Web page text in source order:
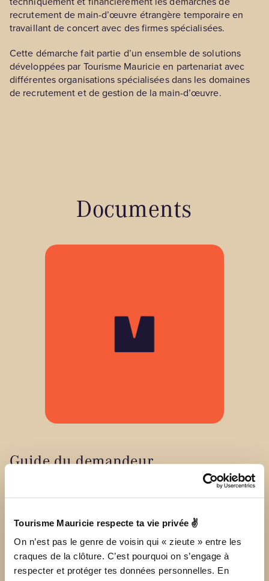
Tourisme Mauricie respecte ta vie privée ✌
On n’est pas le genre de voisin qui « zieute » entre les
craques de la clôture. C’est pourquoi on s’engage à
respecter et protéger tes données personnelles. En
recrutement de main-d’œuvre étrangère temporaire en
travaillant de concert avec des firmes spécialisées.
Cette démarche fait partie d’un ensemble de solutions
développées par Tourisme Mauricie en partenariat avec
différentes organisations spécialisées dans les domaines
de recrutement et de gestion de la main-d’œuvre.
Documents
Guide du demandeur
Le guide du demandeur deviendra sans aucun doute votre
meilleur ami. Tout ce que vous devez savoir sur les
conditions à respecter afin de déposer votre dossier s’y
trouve.
TÉLÉCHARGER